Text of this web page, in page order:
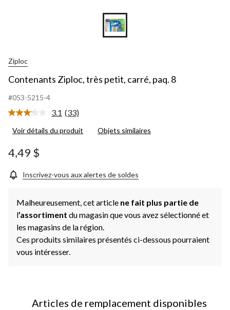
Ziploc
Contenants Ziploc, très petit, carré, paq. 8
#053-5215-4
3.1 Lire
33
même
page.
(33)
Voir détails du produit Objets similaires
4,49 $
Inscrivez-vous aux alertes de soldes
Malheureusement, cet article ne fait plus partie de
l’assortiment du magasin que vous avez sélectionné et
les magasins de la région.
Ces produits similaires présentés ci-dessous pourraient
vous intéresser.
Articles de remplacement disponibles